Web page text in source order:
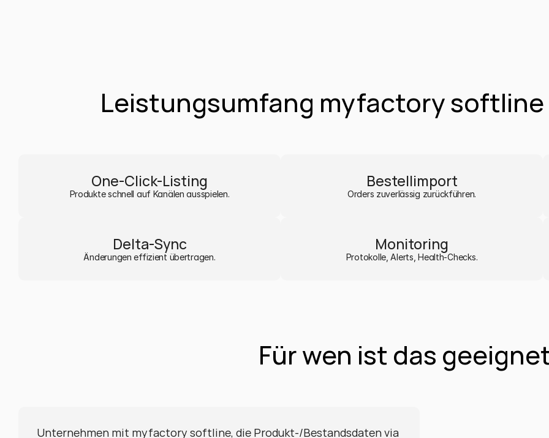
Leistungsumfang myfactory
One-Click-Listing
Produkte schnell auf Kanälen ausspielen.
Bestellimport
Orders zuverlässig zurückführen.
Delta-Sync
Änderungen effizient übertragen.
Monitoring
Protokolle, Alerts, Health-Checks.
Für wen ist das
Unternehmen mit myfactory softline, die Produkt-/Bestandsdaten via